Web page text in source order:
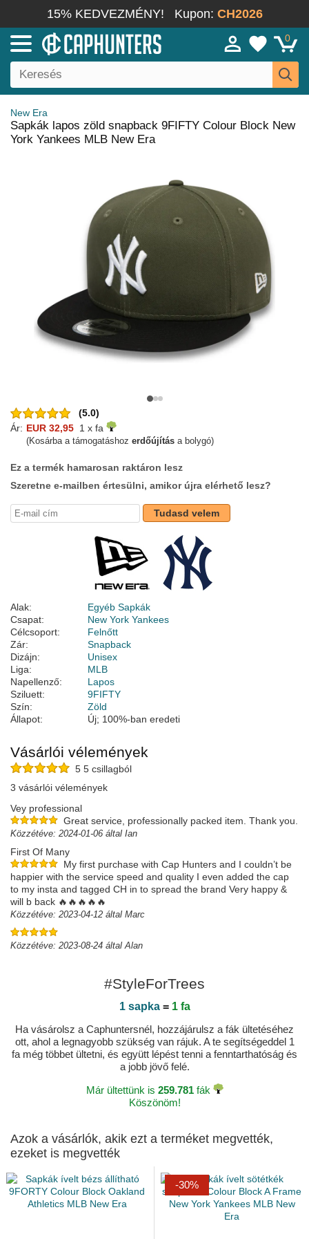
15% KEDVEZMÉNY! Kupon: CH2026
0
New Era
Sapkák lapos zöld snapback 9FIFTY Colour Block New
York Yankees MLB New Era
(5.0)
Ár: EUR 32,95 1 x fa
(Kosárba a támogatáshoz erdőújítás a bolygó)
Ez a termék hamarosan raktáron lesz
Szeretne e-mailben értesülni, amikor újra elérhető lesz?
Tudasd velem
Alak:
Egyéb Sapkák
Csapat:
New York Yankees
Célcsoport:
Felnőtt
Zár:
Snapback
Dizájn:
Unisex
Liga:
MLB
Napellenző:
Lapos
Sziluett:
9FIFTY
Szín:
Zöld
Állapot:
Új; 100%-ban eredeti
Vásárlói vélemények
5 5 csillagból
3 vásárlói vélemények
Vey professional
Great service, professionally packed item. Thank you.
Közzétéve: 2024-01-06 által Ian
First Of Many
My first purchase with Cap Hunters and I couldn’t be
happier with the service speed and quality I even added the cap
to my insta and tagged CH in to spread the brand Very happy &
will b back 🔥🔥🔥🔥🔥
Közzétéve: 2023-04-12 által Marc
Közzétéve: 2023-08-24 által Alan
#StyleForTrees
1 sapka= 1 fa
Ha vásárolsz a Caphuntersnél, hozzájárulsz a fák ültetéséhez
ott, ahol a legnagyobb szükség van rájuk. A te segítségeddel 1
fa még többet ültetni, és együtt lépést tenni a fenntarthatóság és
a jobb jövő felé.
Már ültettünk is 259.781fák
Köszönöm!
Azok a vásárlók, akik ezt a terméket megvették,
ezeket is megvették
-30%